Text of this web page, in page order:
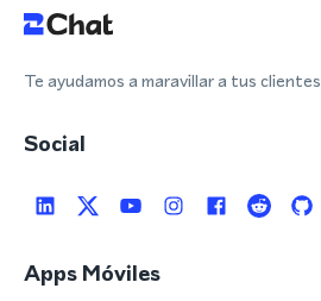
Te ayudamos a maravillar a tus clientes
Social
Apps Móviles